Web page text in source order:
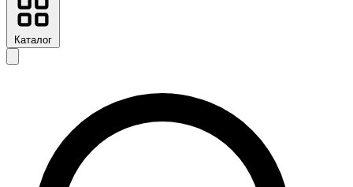
Каталог